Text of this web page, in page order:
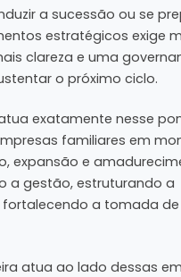
a sucessão ou se
estratégicos exige
clareza e uma
o próximo ciclo.
exatamente nesse
familiares em
expansão e
a gestão, estruturando a
fortalecendo a tomada de
atua ao lado dessas